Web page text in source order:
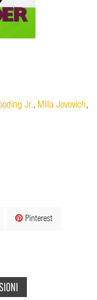
Jr., Milla Jovovich,
Pinterest